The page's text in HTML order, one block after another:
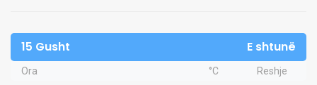
15 Gusht E shtunë
Ora °C Reshje